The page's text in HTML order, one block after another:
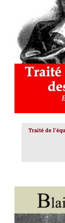
AJOUTER
Traité de